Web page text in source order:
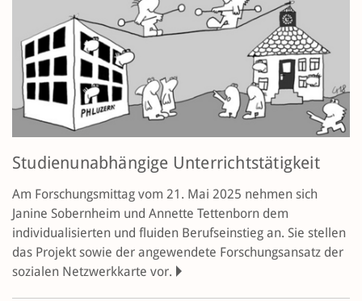
Studienunabhängige Unterrichtstätigkeit
Am Forschungsmittag vom 21. Mai 2025 nehmen sich
Janine Sobernheim und Annette Tettenborn dem
individualisierten und fluiden Berufseinstieg an. Sie stellen
das Projekt sowie der angewendete Forschungsansatz der
sozialen Netzwerkkarte vor.